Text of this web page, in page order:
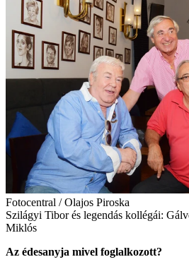
Fotocentral / Olajos Piroska
Szilágyi Tibor és legendás kollégái:
Miklós
Az édesanyja mivel foglalkozott?